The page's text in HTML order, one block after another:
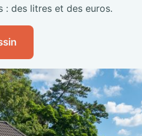
des litres et des euros.